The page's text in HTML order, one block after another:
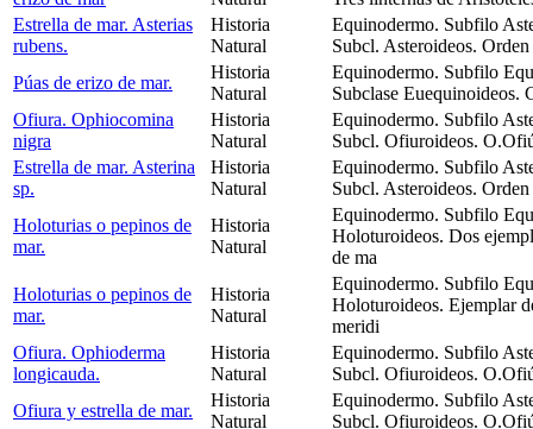
Estrella de mar. Asterias
rubens.
Historia
Natural
Equinodermo. Subfilo
Subcl. Asteroideos.
Púas de erizo de mar.
Historia
Natural
Equinodermo. Subfilo
Subclase Euequinoideos.
Ofiura. Ophiocomina
nigra
Historia
Natural
Equinodermo. Subfilo
Subcl. Ofiuroideos.
Estrella de mar. Asterina
sp.
Historia
Natural
Equinodermo. Subfilo
Subcl. Asteroideos.
Holoturias o pepinos de
mar.
Historia
Natural
Equinodermo. Subfilo
Holoturoideos. Dos
de ma
Holoturias o pepinos de
mar.
Historia
Natural
Equinodermo. Subfilo
Holoturoideos. Ejemplar
meridi
Ofiura. Ophioderma
longicauda.
Historia
Natural
Equinodermo. Subfilo
Subcl. Ofiuroideos.
Ofiura y estrella de mar.
Historia
Natural
Equinodermo. Subfilo
Subcl. Ofiuroideos.